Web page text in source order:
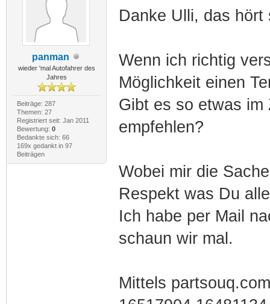
panman
wieder 'mal Autofahrer des
Jahres
Beiträge: 287
Themen: 27
Registriert seit: Jan 2011
Bewertung: 0
Bedankte sich: 66
169x gedankt in 97
Beiträgen
Danke Ulli, das
Wenn ich richtig
Möglichkeit einen
Gibt es so etwas im
empfehlen?
Wobei mir die
Respekt was Du
Ich habe per Mail
schaun wir mal.
Mittels